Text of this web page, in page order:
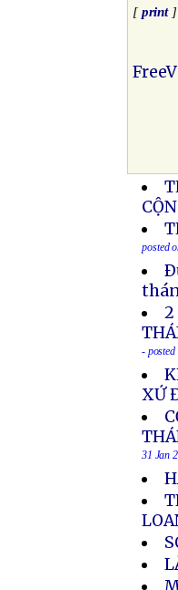
[print]
posted
2
-
XỨ
31 Jan